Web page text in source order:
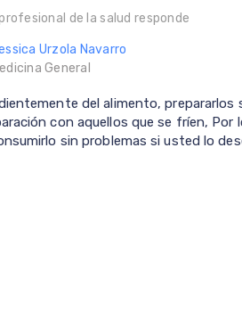
de la salud responde
Urzola Navarro
General
del alimento,
con aquellos que se fríen, Por
sin problemas si usted lo